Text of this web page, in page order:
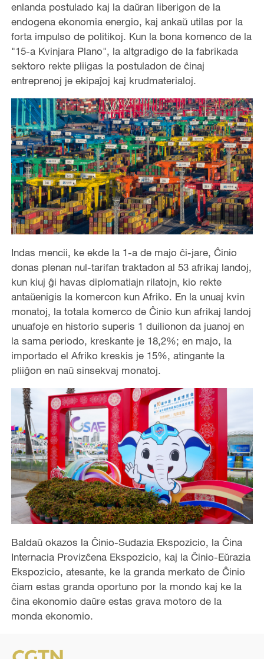
enlanda postulado kaj la daŭran liberigon de la
endogena ekonomia energio, kaj ankaŭ utilas por la
forta impulso de politikoj. Kun la bona komenco de la
"15-a Kvinjara Plano", la altgradigo de la fabrikada
sektoro rekte pliigas la postuladon de ĉinaj
entreprenoj je ekipaĵoj kaj krudmaterialoj.
Indas mencii, ke ekde la 1-a de majo ĉi-jare, Ĉinio
donas plenan nul-tarifan traktadon al 53 afrikaj landoj,
kun kiuj ĝi havas diplomatiajn rilatojn, kio rekte
antaŭenigis la komercon kun Afriko. En la unuaj kvin
monatoj, la totala komerco de Ĉinio kun afrikaj landoj
unuafoje en historio superis 1 duilionon da juanoj en
la sama periodo, kreskante je 18,2%; en majo, la
importado el Afriko kreskis je 15%, atingante la
pliiĝon en naŭ sinsekvaj monatoj.
Baldaŭ okazos la Ĉinio-Sudazia Ekspozicio, la Ĉina
Internacia Provizĉena Ekspozicio, kaj la Ĉinio-Eŭrazia
Ekspozicio, atesante, ke la granda merkato de Ĉinio
ĉiam estas granda oportuno por la mondo kaj ke la
ĉina ekonomio daŭre estas grava motoro de la
monda ekonomio.